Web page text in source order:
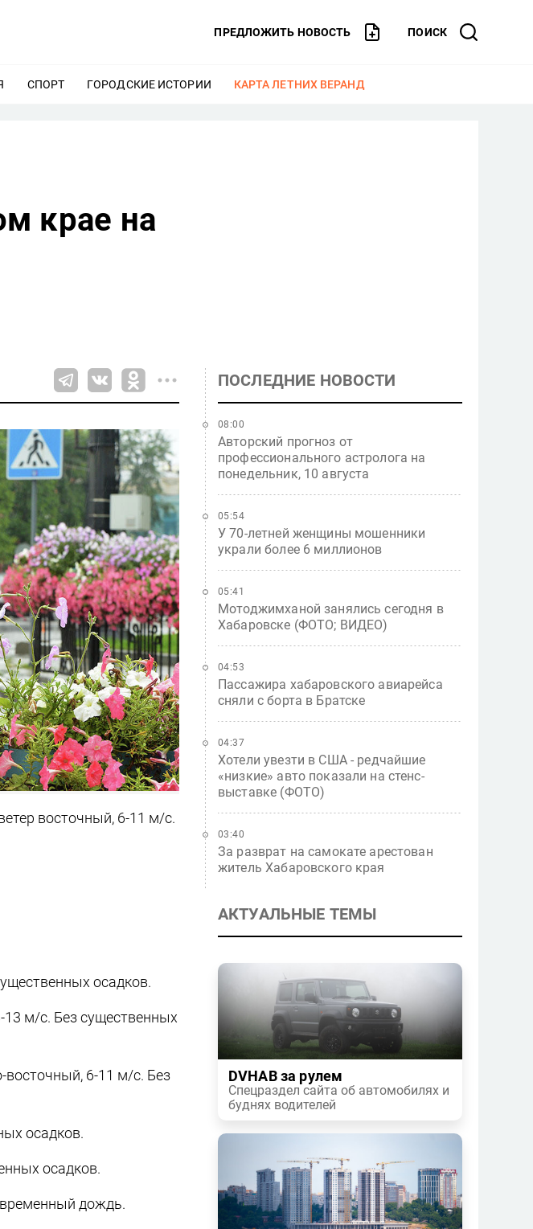
ПРЕДЛОЖИТЬ НОВОСТЬ ПОИСК
ЕЩЕ
СПОРТ ЕЩЕ
ГОРОДСКИЕ ИСТОРИИ ЕЩЕ
КАРТА ЛЕТНИХ ВЕРАНД
крае на
восточный, 6-11 м/с.
осадков.
13 м/с. Без существенных
восточный, 6-11 м/с. Без
осадков.
осадков.
дождь.
ПОСЛЕДНИЕ НОВОСТИ
Авторский прогноз от
профессионального астролога на
понедельник, 10 августа
08:00
У 70-летней женщины мошенники
украли более 6 миллионов
05:54
Мотоджимханой занялись сегодня в
Хабаровске (ФОТО; ВИДЕО)
05:41
Пассажира хабаровского авиарейса
сняли с борта в Братске
04:53
Хотели увезти в США - редчайшие
«низкие» авто показали на стенс-
выставке (ФОТО)
04:37
За разврат на самокате арестован
житель Хабаровского края
03:40
АКТУАЛЬНЫЕ ТЕМЫ
DVHAB за рулем
Спецраздел сайта об автомобилях и
буднях водителей